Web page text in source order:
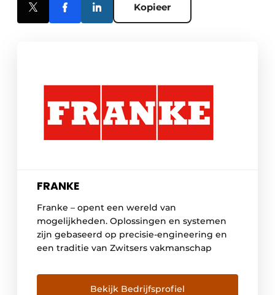
Kopieer
FRANKE
Franke – opent een wereld van
mogelijkheden. Oplossingen en systemen
zijn gebaseerd op precisie-engineering en
een traditie van Zwitsers vakmanschap
Bekijk Bedrijfsprofiel